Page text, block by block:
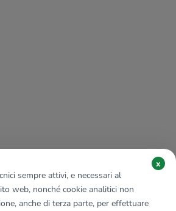
sempre attivi, e necessari al
web, nonché cookie analitici non
anche di terza parte, per effettuare
x